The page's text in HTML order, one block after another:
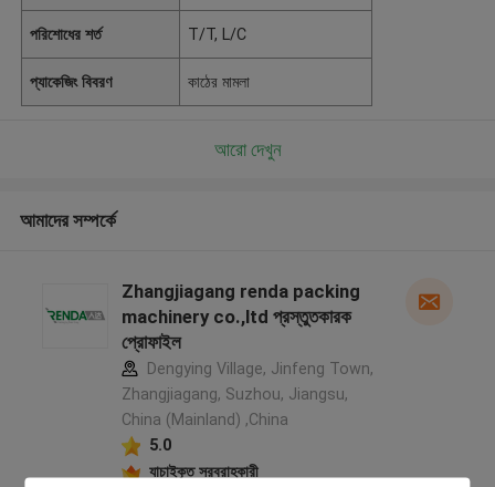
পরিশোধের শর্ত T/T, L/C
প্যাকেজিং বিবরণ কাঠের মামলা
আরো দেখুন
আমাদের সম্পর্কে
Zhangjiagang renda packing
machinery co.,ltd প্রস্তুতকারক
প্রোফাইল
Dengying Village, Jinfeng Town,
Zhangjiagang, Suzhou, Jiangsu,
China (Mainland) ,China
5.0
যাচাইকৃত সরবরাহকারী